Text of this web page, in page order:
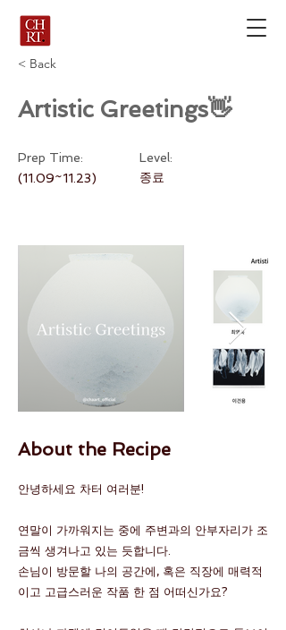
< Back
Artistic Greetings👋
Prep Time:
(11.09~11.23)
Level:
종료
About the Recipe
안녕하세요 차터 여러분!
연말이 가까워지는 중에 주변과의 안부자리가 조
금씩 생겨나고 있는 듯합니다.
손님이 방문할 나의 공간에, 혹은 직장에 매력적
이고 고급스러운 작품 한 점 어떠신가요?